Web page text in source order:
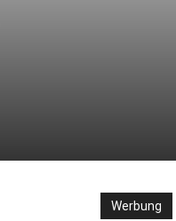
Werbung